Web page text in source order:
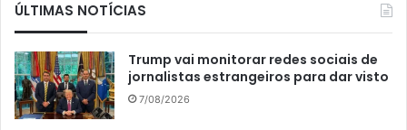
ÚLTIMAS NOTÍCIAS
Trump vai monitorar redes sociais de
jornalistas estrangeiros para dar visto
7/08/2026